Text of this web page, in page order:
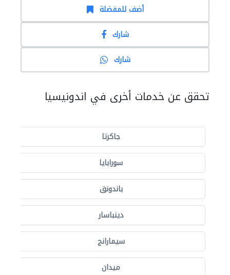
أضف للمفضلة
شارك
شارك
تحقق عن خدمات أخرى في اندونيسيا
جاكرتا
سورابايا
باندونق
دينباسار
سيمارانج
ميدان